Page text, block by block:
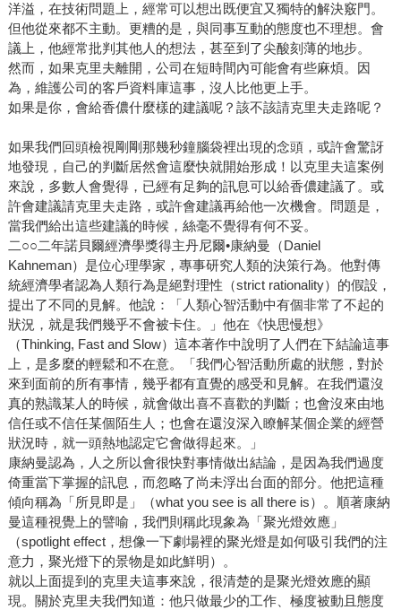
洋溢，在技術問題上，經常可以想出既便宜又獨特的解決竅門。
但他從來都不主動。更糟的是，與同事互動的態度也不理想。會
議上，他經常批判其他人的想法，甚至到了尖酸刻薄的地步。
然而，如果克里夫離開，公司在短時間內可能會有些麻煩。因
為，維護公司的客戶資料庫這事，沒人比他更上手。
如果是你，會給香儂什麼樣的建議呢？該不該請克里夫走路呢？
如果我們回頭檢視剛剛那幾秒鐘腦袋裡出現的念頭，或許會驚訝
地發現，自己的判斷居然會這麼快就開始形成！以克里夫這案例
來說，多數人會覺得，已經有足夠的訊息可以給香儂建議了。或
許會建議請克里夫走路，或許會建議再給他一次機會。問題是，
當我們給出這些建議的時候，絲毫不覺得有何不妥。
二○○二年諾貝爾經濟學獎得主丹尼爾•康納曼（Daniel
Kahneman）是位心理學家，專事研究人類的決策行為。他對傳
統經濟學者認為人類行為是絕對理性（strict rationality）的假設，
提出了不同的見解。他說：「人類心智活動中有個非常了不起的
狀況，就是我們幾乎不會被卡住。」他在《快思慢想》
（Thinking, Fast and Slow）這本著作中說明了人們在下結論這事
上，是多麼的輕鬆和不在意。「我們心智活動所處的狀態，對於
來到面前的所有事情，幾乎都有直覺的感受和見解。在我們還沒
真的熟識某人的時候，就會做出喜不喜歡的判斷；也會沒來由地
信任或不信任某個陌生人；也會在還沒深入瞭解某個企業的經營
狀況時，就一頭熱地認定它會做得起來。」
康納曼認為，人之所以會很快對事情做出結論，是因為我們過度
倚重當下掌握的訊息，而忽略了尚未浮出台面的部分。他把這種
傾向稱為「所見即是」（what you see is all there is）。順著康納
曼這種視覺上的譬喻，我們則稱此現象為「聚光燈效應」
（spotlight effect，想像一下劇場裡的聚光燈是如何吸引我們的注
意力，聚光燈下的景物是如此鮮明）。
就以上面提到的克里夫這事來說，很清楚的是聚光燈效應的顯
現。關於克里夫我們知道：他只做最少的工作、極度被動且態度